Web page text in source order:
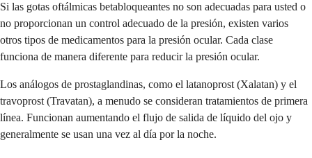
Si las gotas oftálmicas betabloqueantes no son adecuadas para usted o
no proporcionan un control adecuado de la presión, existen varios
otros tipos de medicamentos para la presión ocular. Cada clase
funciona de manera diferente para reducir la presión ocular.
Los análogos de prostaglandinas, como el latanoprost (Xalatan) y el
travoprost (Travatan), a menudo se consideran tratamientos de primera
línea. Funcionan aumentando el flujo de salida de líquido del ojo y
generalmente se usan una vez al día por la noche.